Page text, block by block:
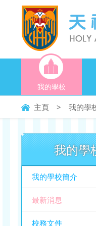
我的學校
主頁 > 我的學
我的學
我的學校簡介
最新消息
校務文件